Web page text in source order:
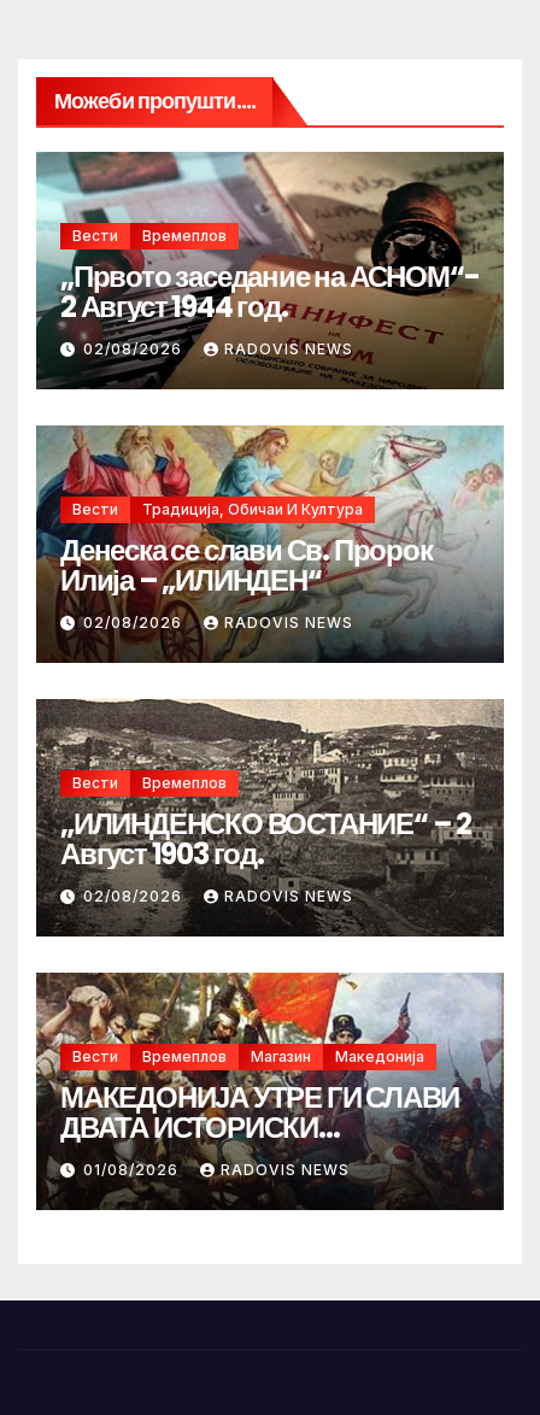
Можеби пропушти....
Вести Времеплов
„Првото заседание на АСНОМ“-
2 Август 1944 год.
02/08/2026 RADOVIS NEWS
Вести Традиција, Обичаи И Култура
Денеска се слави Св. Пророк
Илија – „ИЛИНДЕН“
02/08/2026 RADOVIS NEWS
Вести Времеплов
„ИЛИНДЕНСКО ВОСТАНИЕ“ – 2
Август 1903 год.
02/08/2026 RADOVIS NEWS
Вести Времеплов Магазин Македонија
МАКЕДОНИЈА УТРЕ ГИ СЛАВИ
ДВАТА ИСТОРИСКИ
ИЛИНДЕНА!
01/08/2026 RADOVIS NEWS